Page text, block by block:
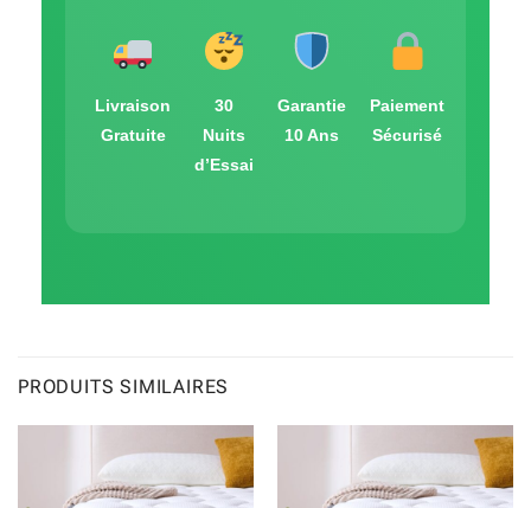
Livraison
Gratuite
30
Nuits
d’Essai
Garantie
10 Ans
Paiement
Sécurisé
PRODUITS SIMILAIRES